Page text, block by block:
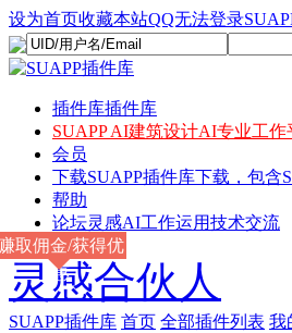
设为首页收藏本站QQ无法登录
插件库插件库
SUAPP AI建筑设计AI专业工作
会员
下载SUAPP插件库下载，包含
帮助
论坛灵感AI工作运用技术交流
灵感合伙人
取佣金/获得优
惠
SUAPP插件库 首页 全部插件列表 我